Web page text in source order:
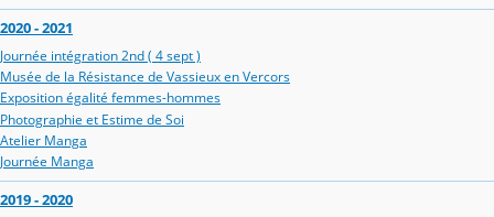
2020 - 2021
Journée intégration 2nd ( 4 sept )
Musée de la Résistance de Vassieux en Vercors
Exposition égalité femmes-hommes
Photographie et Estime de Soi
Atelier Manga
Journée Manga
2019 - 2020